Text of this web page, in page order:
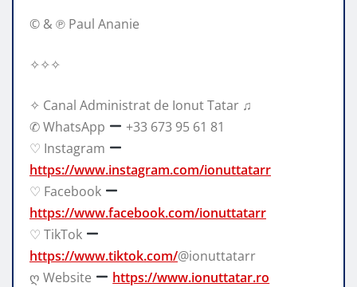
© & ℗ Paul Ananie
✧✧✧
✧ Canal Administrat de Ionut Tatar ♫
✆ WhatsApp
+33 673 95 61 81
♡ Instagram
https://www.instagram.com/ionuttatarr
♡ Facebook
https://www.facebook.com/ionuttatarr
♡ TikTok
https://www.tiktok.com/@ionuttatarr
ღ Website
https://www.ionuttatar.ro